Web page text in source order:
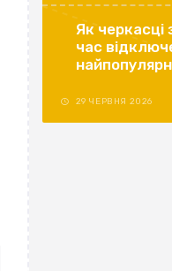
Як черкасці
час
29 ЧЕРВНЯ 2026